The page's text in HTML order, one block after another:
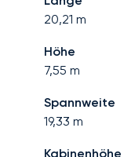
20,21 m
Höhe
7,55 m
Spannweite
19,33 m
Kabinenhöhe